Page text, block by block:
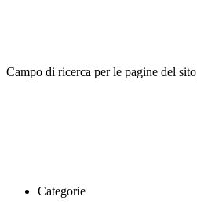
Campo di ricerca per le pagine del sito
Categorie